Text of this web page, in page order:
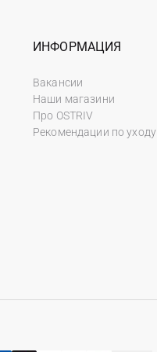
ИНФОРМАЦИЯ
Вакансии
Наши магазини
Про OSTRIV
Рекомендации по уходу